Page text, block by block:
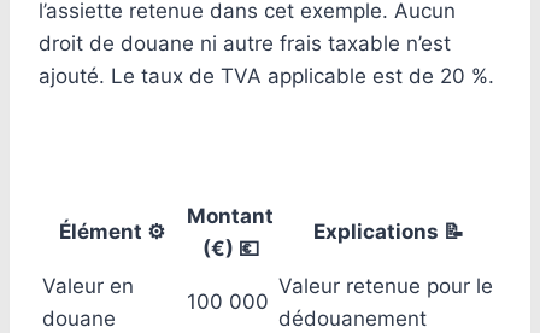
l’assiette retenue dans cet exemple. Aucun
droit de douane ni autre frais taxable n’est
ajouté. Le taux de TVA applicable est de 20 %.
Élément ⚙️
Montant
(€) 💶
Explications 📝
Valeur en
douane
100 000
Valeur retenue pour le
dédouanement